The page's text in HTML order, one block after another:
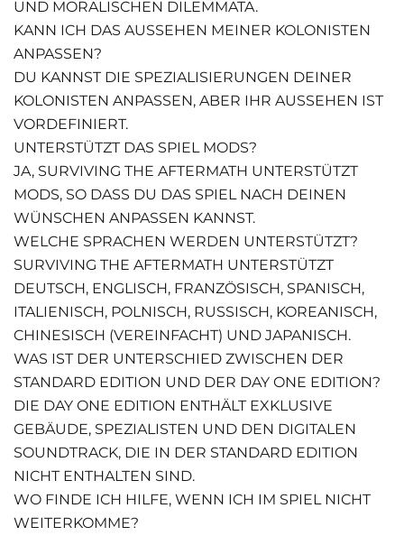
UND MORALISCHEN DILEMMATA.
KANN ICH DAS AUSSEHEN MEINER KOLONISTEN
ANPASSEN?
DU KANNST DIE SPEZIALISIERUNGEN DEINER
KOLONISTEN ANPASSEN, ABER IHR AUSSEHEN IST
VORDEFINIERT.
UNTERSTÜTZT DAS SPIEL MODS?
JA, SURVIVING THE AFTERMATH UNTERSTÜTZT
MODS, SO DASS DU DAS SPIEL NACH DEINEN
WÜNSCHEN ANPASSEN KANNST.
WELCHE SPRACHEN WERDEN UNTERSTÜTZT?
SURVIVING THE AFTERMATH UNTERSTÜTZT
DEUTSCH, ENGLISCH, FRANZÖSISCH, SPANISCH,
ITALIENISCH, POLNISCH, RUSSISCH, KOREANISCH,
CHINESISCH (VEREINFACHT) UND JAPANISCH.
WAS IST DER UNTERSCHIED ZWISCHEN DER
STANDARD EDITION UND DER DAY ONE EDITION?
DIE DAY ONE EDITION ENTHÄLT EXKLUSIVE
GEBÄUDE, SPEZIALISTEN UND DEN DIGITALEN
SOUNDTRACK, DIE IN DER STANDARD EDITION
NICHT ENTHALTEN SIND.
WO FINDE ICH HILFE, WENN ICH IM SPIEL NICHT
WEITERKOMME?